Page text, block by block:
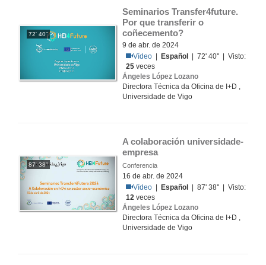
72' 40''
Seminarios Transfer4future.
Por que transferir o
coñecemento?
9 de abr. de 2024
Vídeo
Español
| 72' 40'' | Visto:
25 veces
Ángeles López Lozano
Directora Técnica da Oficina de I+D ,
Universidade de Vigo
87' 38''
A colaboración universidade-
empresa
Conferencia
16 de abr. de 2024
Vídeo
Español
| 87' 38'' | Visto:
12 veces
Ángeles López Lozano
Directora Técnica da Oficina de I+D ,
Universidade de Vigo